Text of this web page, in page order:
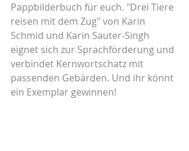
Pappbilderbuch für euch. "Drei Tiere
reisen mit dem Zug" von Karin
Schmid und Karin Sauter-Singh
eignet sich zur Sprachförderung und
verbindet Kernwortschatz mit
passenden Gebärden. Und ihr könnt
ein Exemplar gewinnen!